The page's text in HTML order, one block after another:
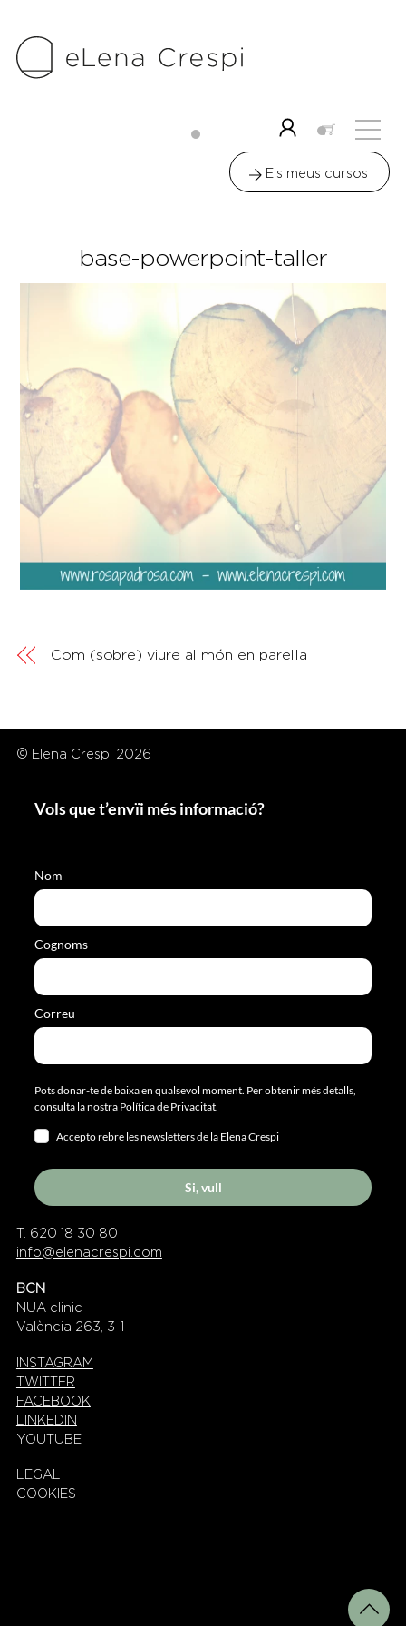
content
label
Els meus cursos
base-powerpoint-taller
Com (sobre) viure al món en parella
© Elena Crespi 2026
Vols que t’envïi més informació?
Nom
Cognoms
Correu
Pots donar-te de baixa en qualsevol moment. Per obtenir més detalls,
consulta la nostra Política de Privacitat.
Accepto rebre les newsletters de la Elena Crespi
Si, vull
T. 620 18 30 80
info@elenacrespi.com
BCN
NUA clinic
València 263, 3-1
INSTAGRAM
TWITTER
FACEBOOK
LINKEDIN
YOUTUBE
LEGAL
COOKIES